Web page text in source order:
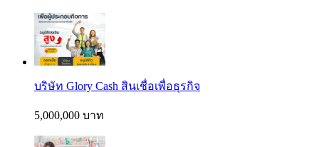
บริษัท Glory Cash สินเชื่อเพื่อธุรกิจ
5,000,000 บาท